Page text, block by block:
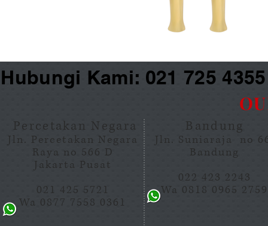
Kami: 021 725
Percetakan Negara
Jln. Percetakan Negara
Raya no 566 D
Jakarta Pusat
021 425 5721
Wa 0877 7558 0361
Bandung
Jln. Suniaraja no
Bandung
022 423 2243
Wa 0818 0965 2759